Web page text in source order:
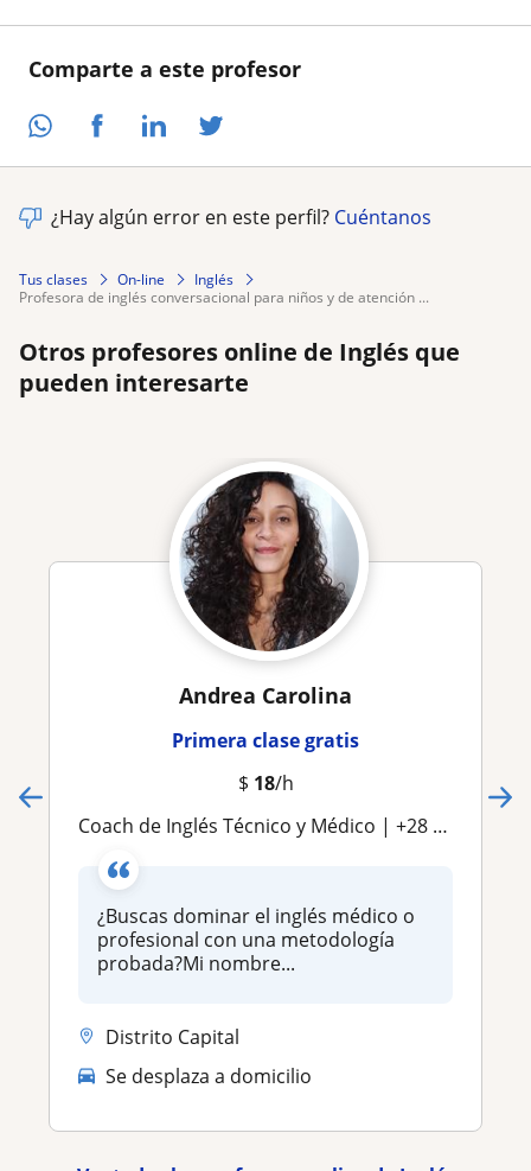
Comparte a este profesor
¿Hay algún error en este perfil? Cuéntanos
Tus clases On-line
Inglés
profesora de inglés conversacional para niños y de atención ...
Otros profesores online de Inglés que
pueden interesarte
Andrea Carolina
Primera clase gratis
$ 18/h
Coach de Inglés Técnico y Médico | +28 años de experiencia | Especialista en Terminología Clínica y Comunicación Efectiva
¿Buscas dominar el inglés médico o
profesional con una metodología
probada?Mi nombre...
Distrito Capital
Se desplaza a domicilio